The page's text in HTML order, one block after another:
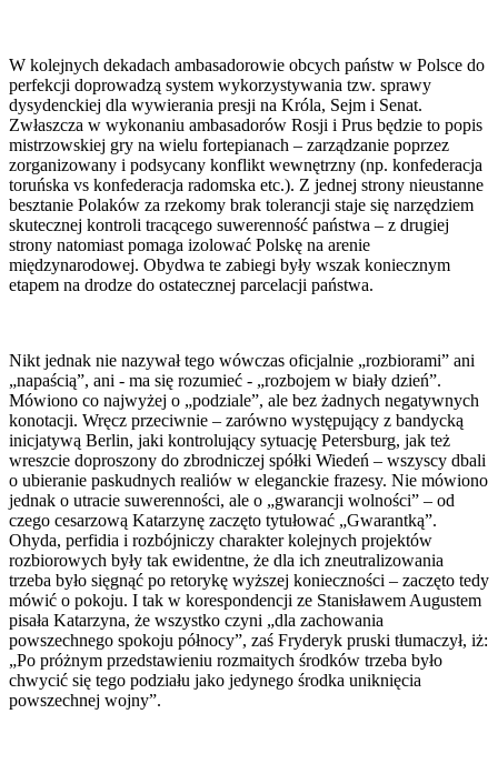
W kolejnych dekadach ambasadorowie obcych państw w Polsce do
perfekcji doprowadzą system wykorzystywania tzw. sprawy
dysydenckiej dla wywierania presji na Króla, Sejm i Senat.
Zwłaszcza w wykonaniu ambasadorów Rosji i Prus będzie to popis
mistrzowskiej gry na wielu fortepianach – zarządzanie poprzez
zorganizowany i podsycany konflikt wewnętrzny (np. konfederacja
toruńska vs konfederacja radomska etc.). Z jednej strony nieustanne
besztanie Polaków za rzekomy brak tolerancji staje się narzędziem
skutecznej kontroli tracącego suwerenność państwa – z drugiej
strony natomiast pomaga izolować Polskę na arenie
międzynarodowej. Obydwa te zabiegi były wszak koniecznym
etapem na drodze do ostatecznej parcelacji państwa.
Nikt jednak nie nazywał tego wówczas oficjalnie „rozbiorami” ani
„napaścią”, ani - ma się rozumieć - „rozbojem w biały dzień”.
Mówiono co najwyżej o „podziale”, ale bez żadnych negatywnych
konotacji. Wręcz przeciwnie – zarówno występujący z bandycką
inicjatywą Berlin, jaki kontrolujący sytuację Petersburg, jak też
wreszcie doproszony do zbrodniczej spółki Wiedeń – wszyscy dbali
o ubieranie paskudnych realiów w eleganckie frazesy. Nie mówiono
jednak o utracie suwerenności, ale o „gwarancji wolności” – od
czego cesarzową Katarzynę zaczęto tytułować „Gwarantką”.
Ohyda, perfidia i rozbójniczy charakter kolejnych projektów
rozbiorowych były tak ewidentne, że dla ich zneutralizowania
trzeba było sięgnąć po retorykę wyższej konieczności – zaczęto tedy
mówić o pokoju. I tak w korespondencji ze Stanisławem Augustem
pisała Katarzyna, że wszystko czyni „dla zachowania
powszechnego spokoju północy”, zaś Fryderyk pruski tłumaczył, iż:
„Po próżnym przedstawieniu rozmaitych środków trzeba było
chwycić się tego podziału jako jedynego środka uniknięcia
powszechnej wojny”.